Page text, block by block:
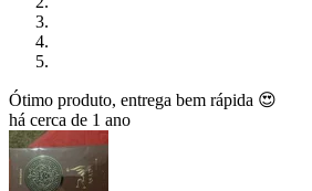
Ótimo produto, entrega bem rápida 😍
há cerca de 1 ano